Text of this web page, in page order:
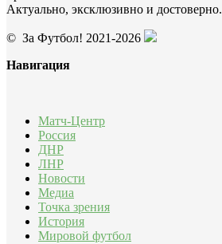
Актуально, эксклюзивно и достоверно.
© За Футбол! 2021-2026
Навигация
Матч-Центр
Россия
ДНР
ЛНР
Новости
Медиа
Точка зрения
История
Мировой футбол